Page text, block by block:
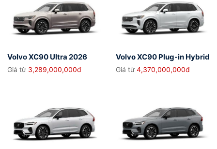
Volvo XC90 Ultra 2026
Giá từ 3,289,000,000đ
Volvo XC90 Plug-in Hybrid
Ultra 2025
Giá từ 4,370,000,000đ